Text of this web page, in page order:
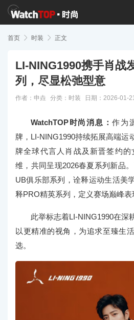
首页  时装  正文
LI-NING1990携手肖战
列，尽显松弛型意
作者：申垚 分类： 时装 日期：2026-01-
WatchTOP时尚消息：作为
牌，LI-NING1990持续拓展高端运
牌全球代言人肖战及新晋签约
维，共同呈现2026春夏系列新品
UB俱乐部系列，诠释运动生活美
释PRO精英系列，定义赛场巅峰表
此举标志着LI-NING1990在深
以更精准的视角，为追求至臻生
选。